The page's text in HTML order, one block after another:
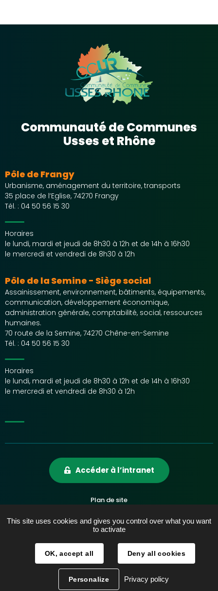
Communauté de Communes
Usses et Rhône
Pôle de Frangy
Urbanisme, aménagement du territoire, transports
35 place de l’Eglise, 74270 Frangy
Tél. : 04 50 56 15 30
Horaires
le lundi, mardi et jeudi de 8h30 à 12h et de 14h à 16h30
le mercredi et vendredi de 8h30 à 12h
Pôle de la Semine - Siège social
Assainissement, environnement, bâtiments, équipements,
communication, développement économique,
administration générale, comptabilité, social, ressources
humaines.
70 route de la Semine, 74270 Chêne-en-Semine
Tél. : 04 50 56 15 30
Horaires
le lundi, mardi et jeudi de 8h30 à 12h et de 14h à 16h30
le mercredi et vendredi de 8h30 à 12h
Accéder à l’intranet
Plan de site
Accessibilité
Données personnelles
Réalisation :La Fabrique
Facebook
This site uses cookies and gives you control over what you want
to activate
OK, accept all Deny all cookies
Personalize Privacy policy